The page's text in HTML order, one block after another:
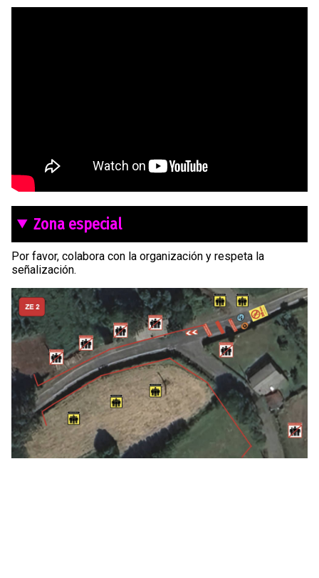
Zona especial
Por favor, colabora con la organización y respeta la
señalización.